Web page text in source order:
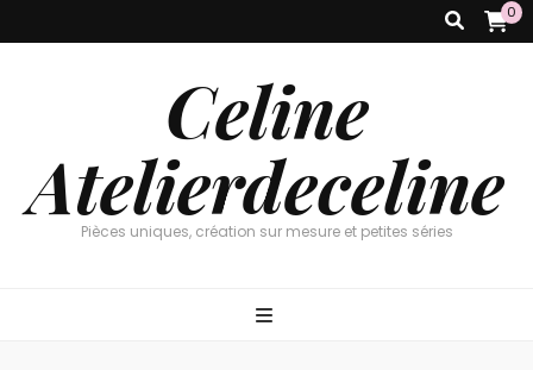
0
Celine
Atelierdeceline
Pièces uniques, création sur mesure et petites séries